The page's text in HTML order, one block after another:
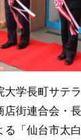
大学長町サテ
街連合会・
「仙台市太